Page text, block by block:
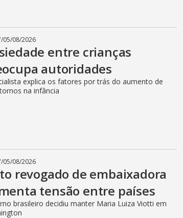
/05/08/2026
entre crianças
autoridades
explica os fatores por trás do aumento de
na infância
/05/08/2026
revogado de embaixadora
tensão entre países
brasileiro decidiu manter Maria Luiza Viotti em